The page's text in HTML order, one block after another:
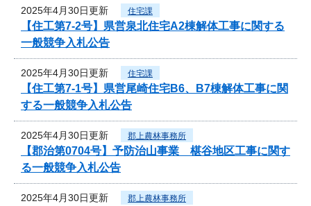
2025年4月30日更新 住宅課
【住工第7-2号】県営泉北住宅A2棟解体工事に関する
一般競争入札公告
2025年4月30日更新 住宅課
【住工第7-1号】県営尾崎住宅B6、B7棟解体工事に関
する一般競争入札公告
2025年4月30日更新 郡上農林事務所
【郡治第0704号】予防治山事業 椹谷地区工事に関す
る一般競争入札公告
2025年4月30日更新 郡上農林事務所